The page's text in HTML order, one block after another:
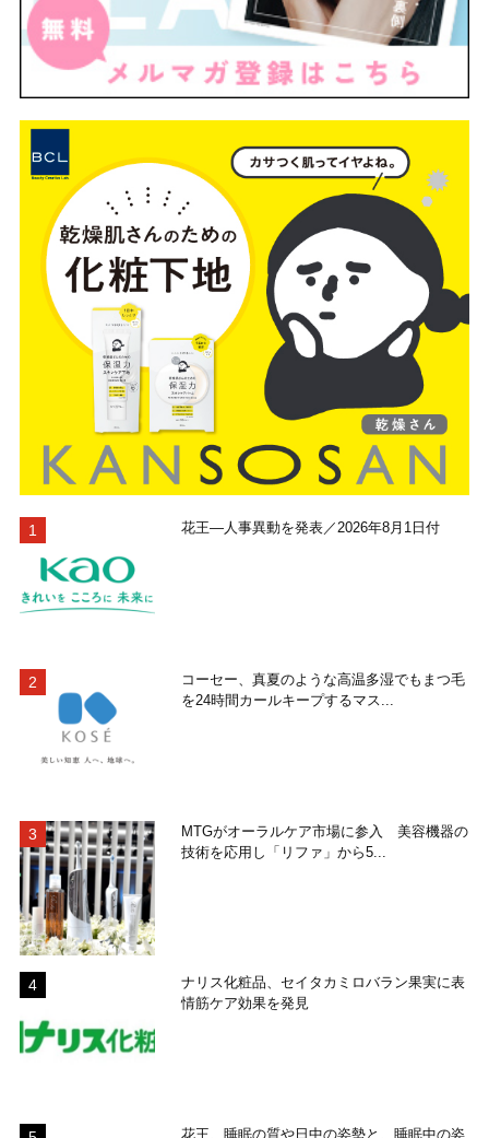
花王―人事異動を発表／2026年8月1日付
コーセー、真夏のような高温多湿でもまつ毛
を24時間カールキープするマス...
MTGがオーラルケア市場に参入 美容機器の
技術を応用し「リファ」から5...
ナリス化粧品、セイタカミロバラン果実に表
情筋ケア効果を発見
花王、睡眠の質や日中の姿勢と、睡眠中の姿